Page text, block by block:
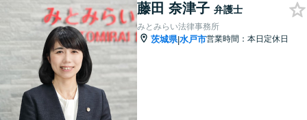
藤田 奈津子 弁護士
みとみらい法律事務所
茨城県|水戸市営業時間：本日定休日